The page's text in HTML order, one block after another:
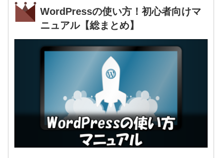
WordPressの使い方！初心者向けマ
ニュアル【総まとめ】